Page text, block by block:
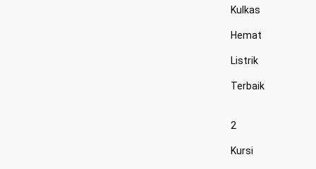
Kulkas
Hemat
Listrik
Terbaik
2
Kursi